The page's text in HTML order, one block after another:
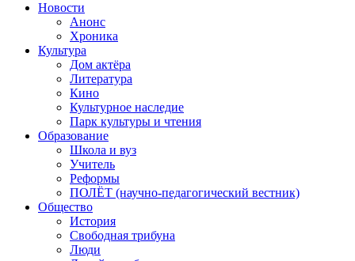
Новости
Анонс
Хроника
Культура
Дом актёра
Литература
Кино
Культурное наследие
Парк культуры и чтения
Образование
Школа и вуз
Учитель
Реформы
ПОЛЁТ (научно-педагогический вестник)
Общество
История
Свободная трибуна
Люди